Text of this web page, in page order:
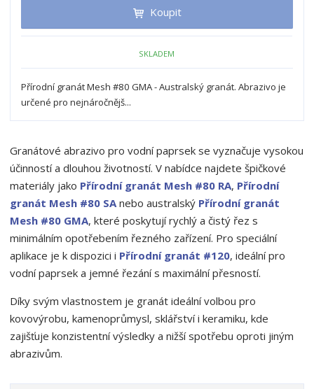
o
m
n
ž
t
í
n
o
s
t
v
í
Koupit
SKLADEM
Přírodní granát Mesh #80 GMA - Australský granát. Abrazivo je
určené pro nejnáročnějš...
Granátové abrazivo pro vodní paprsek se vyznačuje vysokou
účinností a dlouhou životností. V nabídce najdete špičkové
materiály jako Přírodní granát Mesh #80 RA, Přírodní
granát Mesh #80 SAnebo australský Přírodní granát
Mesh #80 GMA, které poskytují rychlý a čistý řez s
minimálním opotřebením řezného zařízení. Pro speciální
aplikace je k dispozici i Přírodní granát #120, ideální pro
vodní paprsek a jemné řezání s maximální přesností.
Díky svým vlastnostem je granát ideální volbou pro
kovovýrobu, kamenoprůmysl, sklářství i keramiku, kde
zajišťuje konzistentní výsledky a nižší spotřebu oproti jiným
abrazivům.